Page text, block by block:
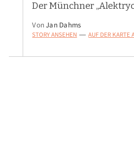
Der Münchner
VonJan Dahms
STORY ANSEHEN — AUF DER KARTE